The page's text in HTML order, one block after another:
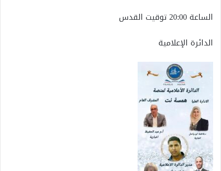
الساعة 20:00 توقيت القدس
الدائرة الإعلامية